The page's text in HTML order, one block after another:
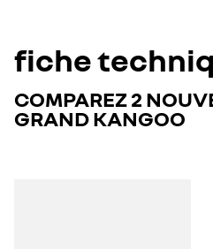
fiche
COMPAREZ 2
GRAND KANGOO